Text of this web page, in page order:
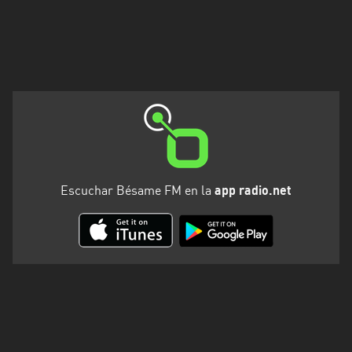
Escuchar Bésame FM en la app radio.net